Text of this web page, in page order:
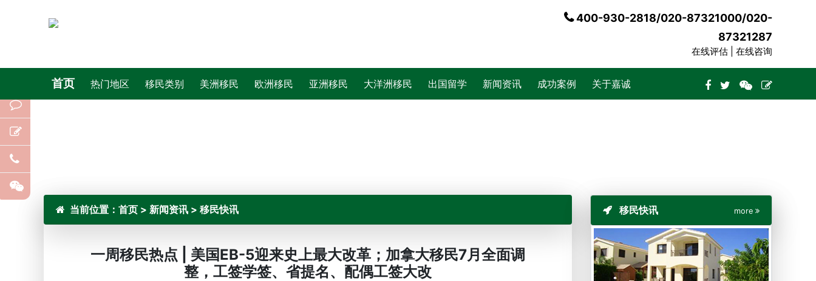
400-930-2818/020-87321000/020-
87321287
在线评估 | 在线咨询
首页 热门地区 移民类别 美洲移民 欧洲移民 亚洲移民 大洋洲移民 出国留学 新闻资讯 成功案例 关于嘉诚
当前位置： 首页 > 新闻资讯 > 移民快讯
一周移民热点 | 美国EB-5迎来史上最大改革；加拿大移民7月全面调
整，工签学签、省提名、配偶工签大改
移民快讯 more